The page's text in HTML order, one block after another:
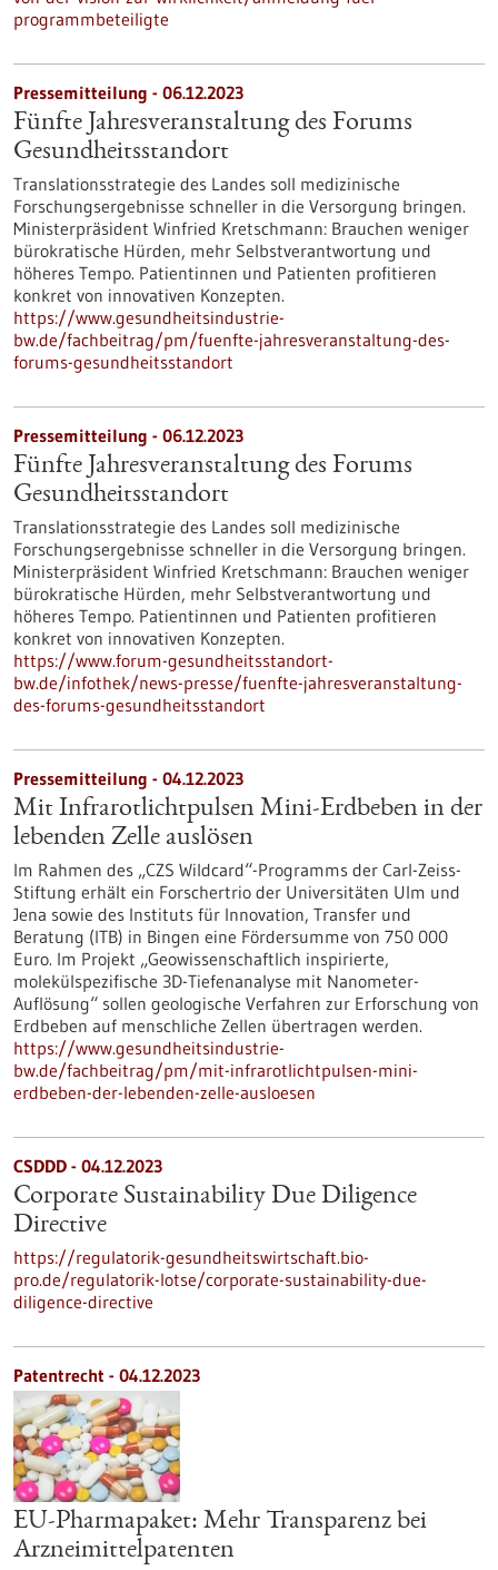
programmbeteiligte
Pressemitteilung - 06.12.2023
Fünfte Jahresveranstaltung des Forums
Gesundheitsstandort
Translationsstrategie des Landes soll medizinische
Forschungsergebnisse schneller in die Versorgung bringen.
Ministerpräsident Winfried Kretschmann: Brauchen weniger
bürokratische Hürden, mehr Selbstverantwortung und
höheres Tempo. Patientinnen und Patienten profitieren
konkret von innovativen Konzepten.
https://www.gesundheitsindustrie-
bw.de/fachbeitrag/pm/fuenfte-jahresveranstaltung-des-
forums-gesundheitsstandort
Pressemitteilung - 06.12.2023
Fünfte Jahresveranstaltung des Forums
Gesundheitsstandort
Translationsstrategie des Landes soll medizinische
Forschungsergebnisse schneller in die Versorgung bringen.
Ministerpräsident Winfried Kretschmann: Brauchen weniger
bürokratische Hürden, mehr Selbstverantwortung und
höheres Tempo. Patientinnen und Patienten profitieren
konkret von innovativen Konzepten.
https://www.forum-gesundheitsstandort-
bw.de/infothek/news-presse/fuenfte-jahresveranstaltung-
des-forums-gesundheitsstandort
Pressemitteilung - 04.12.2023
Mit Infrarotlichtpulsen Mini-Erdbeben in der
lebenden Zelle auslösen
Im Rahmen des „CZS Wildcard“-Programms der Carl-Zeiss-
Stiftung erhält ein Forschertrio der Universitäten Ulm und
Jena sowie des Instituts für Innovation, Transfer und
Beratung (ITB) in Bingen eine Fördersumme von 750 000
Euro. Im Projekt „Geowissenschaftlich inspirierte,
molekülspezifische 3D-Tiefenanalyse mit Nanometer-
Auflösung“ sollen geologische Verfahren zur Erforschung von
Erdbeben auf menschliche Zellen übertragen werden.
https://www.gesundheitsindustrie-
bw.de/fachbeitrag/pm/mit-infrarotlichtpulsen-mini-
erdbeben-der-lebenden-zelle-ausloesen
CSDDD - 04.12.2023
Corporate Sustainability Due Diligence
Directive
https://regulatorik-gesundheitswirtschaft.bio-
pro.de/regulatorik-lotse/corporate-sustainability-due-
diligence-directive
Patentrecht - 04.12.2023
EU-Pharmapaket: Mehr Transparenz bei
Arzneimittelpatenten